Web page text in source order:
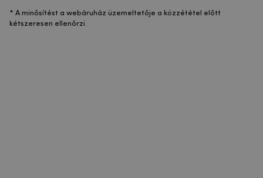
* A minősítést a webáruház üzemeltetője a közzététel előtt
kétszeresen ellenőrzi.